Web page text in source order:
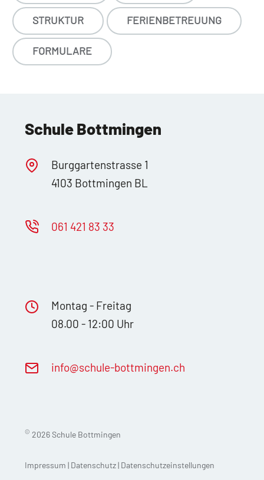
STRUKTUR FERIENBETREUUNG
FORMULARE
Schule Bottmingen
Burggartenstrasse 1
4103 Bottmingen BL
061 421 83 33
Montag - Freitag
08.00 - 12:00 Uhr
nf sch l -b ttm ng n ch
© 2026 Schule Bottmingen
Impressum | Datenschutz| Datenschutzeinstellungen